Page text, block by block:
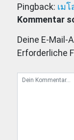
Pingback: เม
Kommentar
Deine E-
Erforderliche